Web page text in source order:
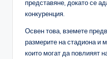
представяне, докато се
конкуренция.
Освен това, вземете
размерите на стадиона и
които могат да повлияят